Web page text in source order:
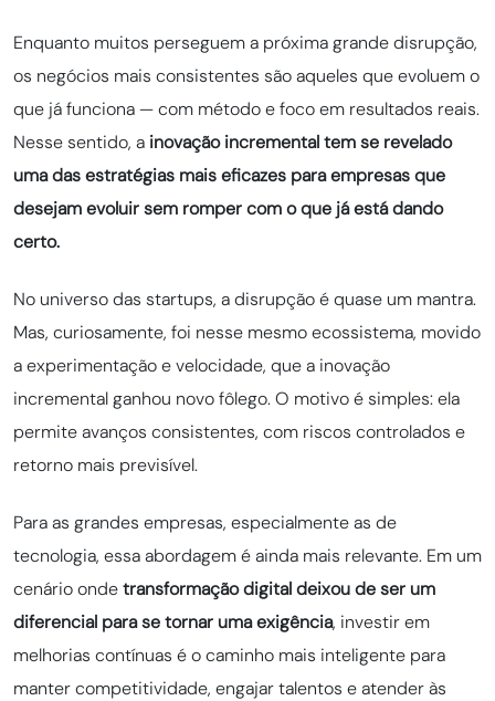
Enquanto muitos perseguem a próxima grande disrupção,
os negócios mais consistentes são aqueles que evoluem o
que já funciona — com método e foco em resultados reais.
Nesse sentido, a inovação incremental tem se revelado
uma das estratégias mais eficazes para empresas que
desejam evoluir sem romper com o que já está dando
certo.
No universo das startups, a disrupção é quase um mantra.
Mas, curiosamente, foi nesse mesmo ecossistema, movido
a experimentação e velocidade, que a inovação
incremental ganhou novo fôlego. O motivo é simples: ela
permite avanços consistentes, com riscos controlados e
retorno mais previsível.
Para as grandes empresas, especialmente as de
tecnologia, essa abordagem é ainda mais relevante. Em um
cenário ondetransformação digital deixou de ser um
diferencial para se tornar uma exigência, investir em
melhorias contínuas é o caminho mais inteligente para
manter competitividade, engajar talentos e atender às